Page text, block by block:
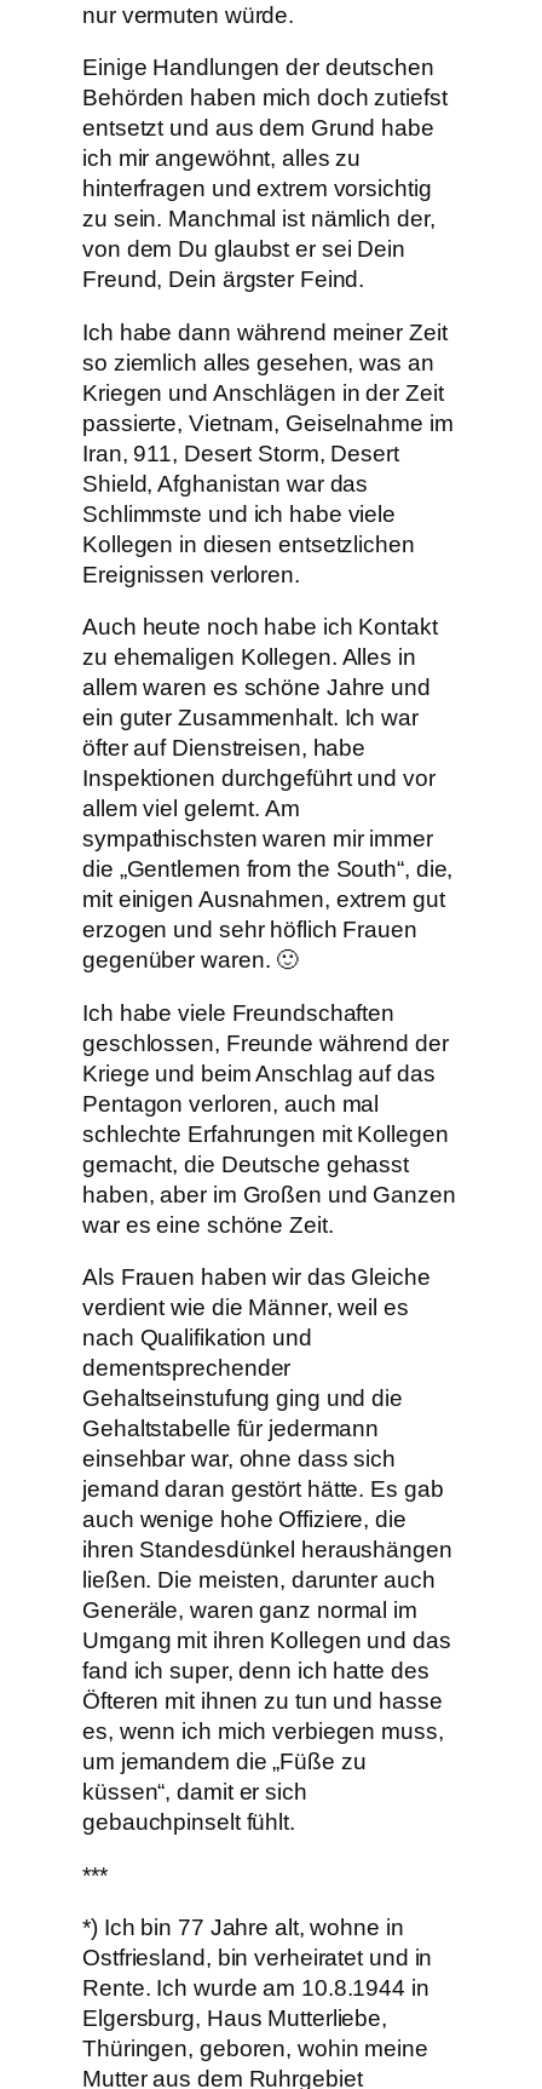
nur vermuten würde.
Einige Handlungen der deutschen
Behörden haben mich doch zutiefst
entsetzt und aus dem Grund habe
ich mir angewöhnt, alles zu
hinterfragen und extrem vorsichtig
zu sein. Manchmal ist nämlich der,
von dem Du glaubst er sei Dein
Freund, Dein ärgster Feind.
Ich habe dann während meiner Zeit
so ziemlich alles gesehen, was an
Kriegen und Anschlägen in der Zeit
passierte, Vietnam, Geiselnahme im
Iran, 911, Desert Storm, Desert
Shield, Afghanistan war das
Schlimmste und ich habe viele
Kollegen in diesen entsetzlichen
Ereignissen verloren.
Auch heute noch habe ich Kontakt
zu ehemaligen Kollegen. Alles in
allem waren es schöne Jahre und
ein guter Zusammenhalt. Ich war
öfter auf Dienstreisen, habe
Inspektionen durchgeführt und vor
allem viel gelernt. Am
sympathischsten waren mir immer
die „Gentlemen from the South“, die,
mit einigen Ausnahmen, extrem gut
erzogen und sehr höflich Frauen
gegenüber waren. 🙂
Ich habe viele Freundschaften
geschlossen, Freunde während der
Kriege und beim Anschlag auf das
Pentagon verloren, auch mal
schlechte Erfahrungen mit Kollegen
gemacht, die Deutsche gehasst
haben, aber im Großen und Ganzen
war es eine schöne Zeit.
Als Frauen haben wir das Gleiche
verdient wie die Männer, weil es
nach Qualifikation und
dementsprechender
Gehaltseinstufung ging und die
Gehaltstabelle für jedermann
einsehbar war, ohne dass sich
jemand daran gestört hätte. Es gab
auch wenige hohe Offiziere, die
ihren Standesdünkel heraushängen
ließen. Die meisten, darunter auch
Generäle, waren ganz normal im
Umgang mit ihren Kollegen und das
fand ich super, denn ich hatte des
Öfteren mit ihnen zu tun und hasse
es, wenn ich mich verbiegen muss,
um jemandem die „Füße zu
küssen“, damit er sich
gebauchpinselt fühlt.
***
*) Ich bin 77 Jahre alt, wohne in
Ostfriesland, bin verheiratet und in
Rente. Ich wurde am 10.8.1944 in
Elgersburg, Haus Mutterliebe,
Thüringen, geboren, wohin meine
Mutter aus dem Ruhrgebiet